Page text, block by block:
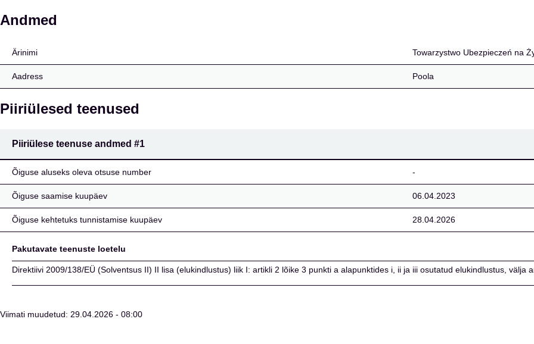
Towarzystwo Ubezpieczeń na Życie EUROPA
Andmed
Ärinimi Towarzystwo Ubezpieczeń na
Aadress Poola
Piiriülesed teenused
Piiriülese teenuse andmed #1
Õiguse aluseks oleva otsuse number -
Õiguse saamise kuupäev 06.04.2023
Õiguse kehtetuks tunnistamise kuupäev 28.04.2026
Pakutavate teenuste loetelu
Direktiivi 2009/138/EÜ (Solventsus II) II lisa (elukindlustus) liik I: artikli 2 lõike 3 punkti a alapunktides i, ii ja iii osutatud elukindlustus, välja
Viimati muudetud: 29.04.2026 - 08:00